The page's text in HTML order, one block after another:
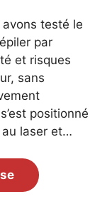
testé le
par
et risques
sans
positionné
au laser et…